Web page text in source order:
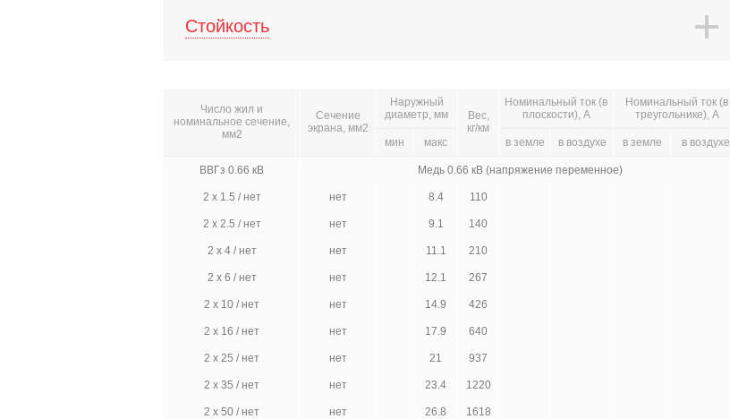
Стойкость
Число жил и
номинальное сечение,
мм2
Сечение
экрана, мм2
Наружный
диаметр, мм
Вес,
кг/км
Номинальный ток (в
плоскости), А
Номинальный ток (в
треугольнике), А
мин макс в земле в воздухе в земле в воздухе
ВВГз 0.66 кВ Медь 0.66 кВ (напряжение переменное)
2 х 1.5 / нет нет 8.4 110
2 х 2.5 / нет нет 9.1 140
2 х 4 / нет нет 11.1 210
2 х 6 / нет нет 12.1 267
2 х 10 / нет нет 14.9 426
2 х 16 / нет нет 17.9 640
2 х 25 / нет нет 21 937
2 х 35 / нет нет 23.4 1220
2 х 50 / нет нет 26.8 1618